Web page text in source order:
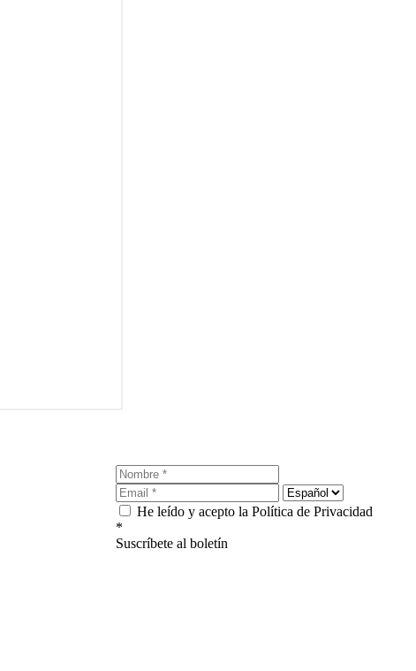
He leído y acepto la Política de Privacidad
*
Suscríbete al boletín